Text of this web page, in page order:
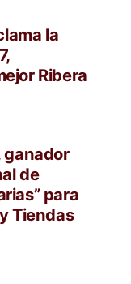
ganador
de
para
Tiendas
la
Ribera